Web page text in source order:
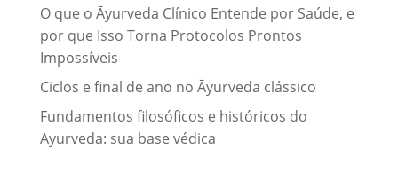
O que o Āyurveda Clínico Entende por Saúde, e
por que Isso Torna Protocolos Prontos
Impossíveis
Ciclos e final de ano no Āyurveda clássico
Fundamentos filosóficos e históricos do
Ayurveda: sua base védica